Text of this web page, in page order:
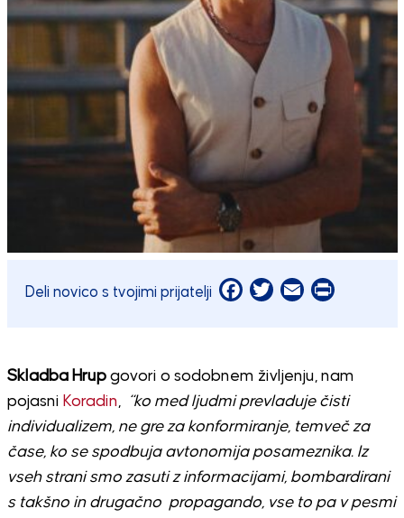
Deli novico s tvojimi prijatelji Facebook
Twitter
EmailPrint
Skladba Hrupgovori o sodobnem življenju, nam
pojasni Koradin,
“ko med ljudmi prevladuje čisti
individualizem, ne gre za konformiranje, temveč za
čase, ko se spodbuja avtonomija posameznika. Iz
vseh strani smo zasuti z informacijami, bombardirani
s takšno in drugačno propagando, vse to pa v pesmi